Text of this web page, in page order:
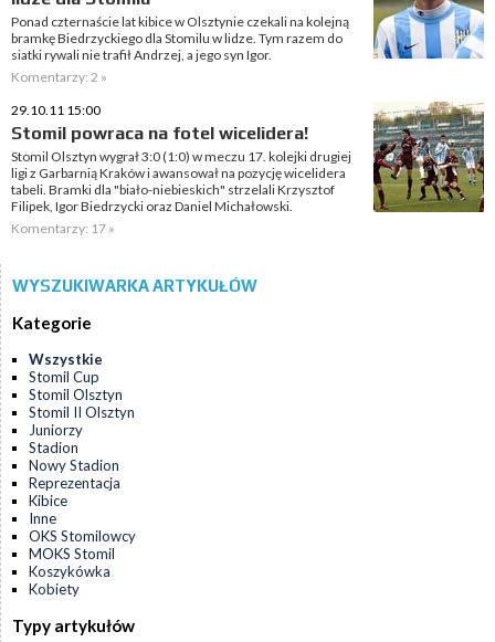
Ponad czternaście lat kibice w Olsztynie czekali na kolejną
bramkę Biedrzyckiego dla Stomilu w lidze. Tym razem do
siatki rywali nie trafił Andrzej, a jego syn Igor.
Komentarzy: 2 »
29.10.11 15:00
Stomil powraca na fotel wicelidera!
Stomil Olsztyn wygrał 3:0 (1:0) w meczu 17. kolejki drugiej
ligi z Garbarnią Kraków i awansował na pozycję wicelidera
tabeli. Bramki dla "biało-niebieskich" strzelali Krzysztof
Filipek, Igor Biedrzycki oraz Daniel Michałowski.
Komentarzy: 17 »
WYSZUKIWARKA ARTYKUŁÓW
Kategorie
Wszystkie
Stomil Cup
Stomil Olsztyn
Stomil II Olsztyn
Juniorzy
Stadion
Nowy Stadion
Reprezentacja
Kibice
Inne
OKS Stomilowcy
MOKS Stomil
Koszykówka
Kobiety
Typy artykułów